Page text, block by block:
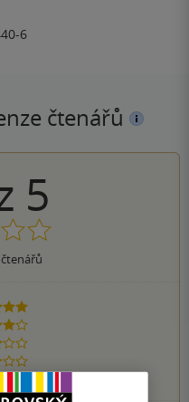
6
čtenářů
5
hvězdiček